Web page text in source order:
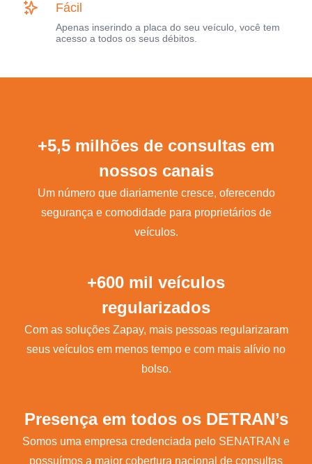
Fácil
Apenas inserindo a placa do seu veículo, você tem
acesso a todos os seus débitos.
+5,5 milhões de consultas em
nossos canais
Um número que diariamente cresce, oferecendo
segurança e comodidade para proprietários de
veículos.
+600 mil veículos
regularizados
Com as soluções Zapay, mais pessoas regularizaram
seus veículos em menos tempo e com mais alívio no
bolso.
Presença em todos os DETRAN’s
Somos uma empresa credenciada pelo SENATRAN e
possuímos a maior cobertura nacional de consultas